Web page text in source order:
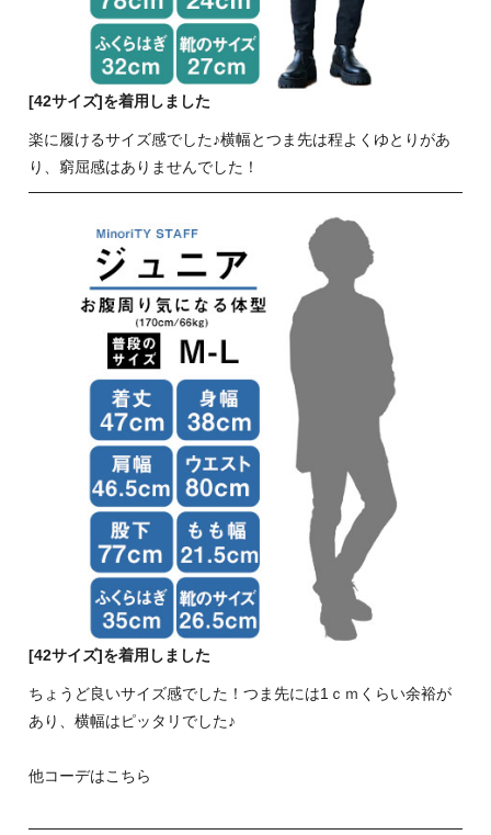
[42サイズ]を着用しました
楽に履けるサイズ感でした♪横幅とつま先は程よくゆとりがあ
り、窮屈感はありませんでした！
[42サイズ]を着用しました
ちょうど良いサイズ感でした！つま先には1ｃｍくらい余裕が
あり、横幅はピッタリでした♪
他コーデはこちら